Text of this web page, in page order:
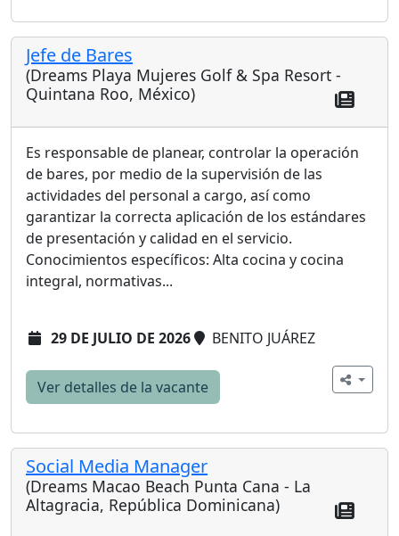
Jefe de Bares
(Dreams Playa Mujeres Golf & Spa Resort -
Quintana Roo, México)
Es responsable de planear, controlar la operación
de bares, por medio de la supervisión de las
actividades del personal a cargo, así como
garantizar la correcta aplicación de los estándares
de presentación y calidad en el servicio.
Conocimientos específicos: Alta cocina y cocina
integral, normativas...
29 DE JULIO DE 2026 BENITO JUÁREZ
Ver detalles de la vacante
Social Media Manager
(Dreams Macao Beach Punta Cana - La
Altagracia, República Dominicana)